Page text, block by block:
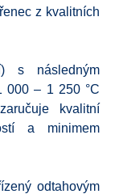
z kvalitních
s následným
000 – 1 250 °C
kvalitní
a minimem
odtahovým